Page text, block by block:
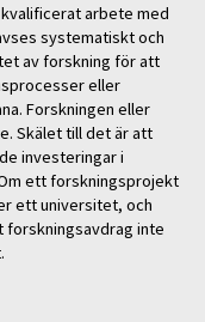
arbete med
systematiskt och
av forskning för att
eller
Forskningen eller
Skälet till det är att
investeringar i
ett forskningsprojekt
ett universitet, och
forskningsavdrag inte